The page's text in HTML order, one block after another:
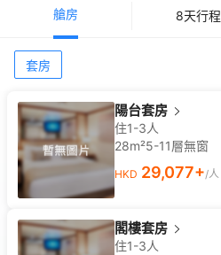
艙房 8天行程
套房
陽台套房
住1-3人
28m²5-11層無窗
HKD 29,077+/人
閣樓套房
住1-3人